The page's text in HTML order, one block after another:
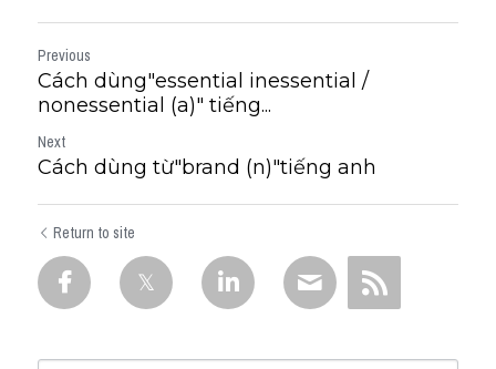
Previous
Cách dùng"essential inessential /
nonessential (a)" tiếng...
Next
Cách dùng từ"brand (n)"tiếng anh
Return to site